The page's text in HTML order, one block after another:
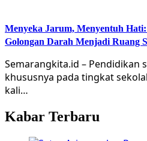
Menyeka Jarum, Menyentuh
Golongan Darah Menjadi Ruang
Semarangkita.id – Pendidikan
khususnya pada tingkat
kali…
Kabar Terbaru